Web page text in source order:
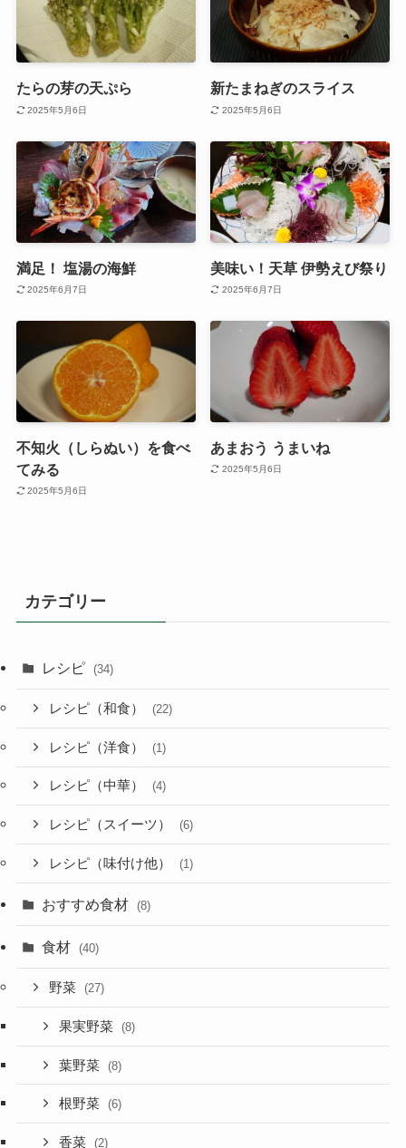
たらの芽の天ぷら
2025年5月6日
新たまねぎのスライス
2025年5月6日
満足！ 塩湯の海鮮
2025年6月7日
美味い！天草 伊勢えび祭り
2025年6月7日
不知火（しらぬい）を食べ
てみる
2025年5月6日
あまおう うまいね
2025年5月6日
カテゴリー
レシピ (34)
レシピ（和食） (22)
レシピ（洋食） (1)
レシピ（中華） (4)
レシピ（スイーツ） (6)
レシピ（味付け他） (1)
おすすめ食材 (8)
食材 (40)
野菜 (27)
果実野菜 (8)
葉野菜 (8)
根野菜 (6)
香菜 (2)